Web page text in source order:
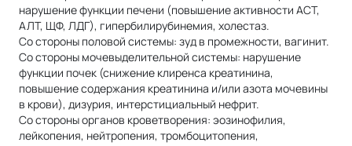
нарушение функции печени (повышение активности АСТ,
АЛТ, ЩФ, ЛДГ), гипербилирубинемия, холестаз.
Со стороны половой системы: зуд в промежности, вагинит.
Со стороны мочевыделительной системы: нарушение
функции почек (снижение клиренса креатинина,
повышение содержания креатинина и/или азота мочевины
в крови), дизурия, интерстициальный нефрит.
Со стороны органов кроветворения: эозинофилия,
лейкопения, нейтропения, тромбоцитопения,